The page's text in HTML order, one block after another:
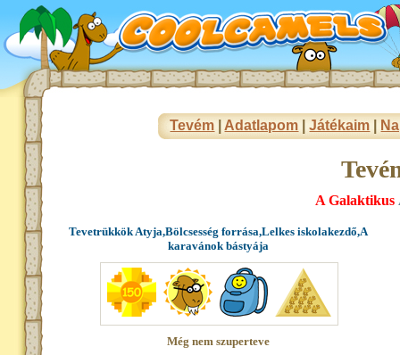
Tevém Adatlapom |Játékaim
A Galaktikus
Tevetrükkök Atyja,Bölcsesség forrása,Lelkes iskolakezdő,A
karavánok bástyája
Még nem szuperteve